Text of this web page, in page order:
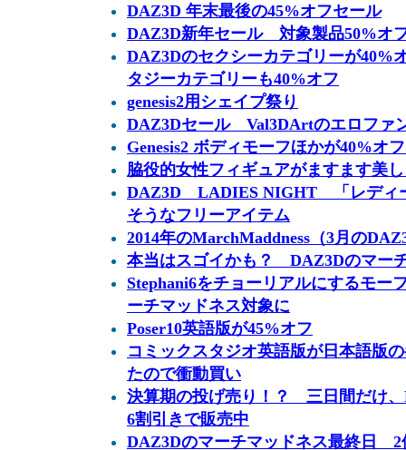
DAZ3D 年末最後の45%オフセール
DAZ3D新年セール 対象製品50%オ
DAZ3Dのセクシーカテゴリーが
タジーカテゴリーも40%オフ
genesis2用シェイプ祭り
DAZ3Dセール Val3DArtのエロファ
Genesis2 ボディモーフほかが40%オ
脇役的女性フィギュアがますます
DAZ3D LADIES NIGHT 「レディ
そうなフリーアイテム
2014年のMarchMaddness（3月の
本当はスゴイかも？ DAZ3Dのマー
Stephani6をチョーリアルにするモー
ーチマッドネス対象に
Poser10英語版が45%オフ
コミックスタジオ英語版が日本語版
たので衝動買い
決算期の投げ売り！？ 三日間だけ、
6割引きで販売中
DAZ3Dのマーチマッドネス最終日 2